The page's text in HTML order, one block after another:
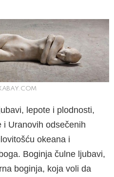
lepote i plodno­sti,
i Uranovih odse­čenih
oke­ana i
Boginja čulne ljubavi,
bo­ginja, koja voli da